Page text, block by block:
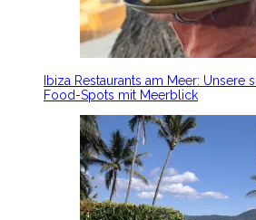
Ibiza Restaurants am Meer: Unsere
Food-Spots mit Meerblick